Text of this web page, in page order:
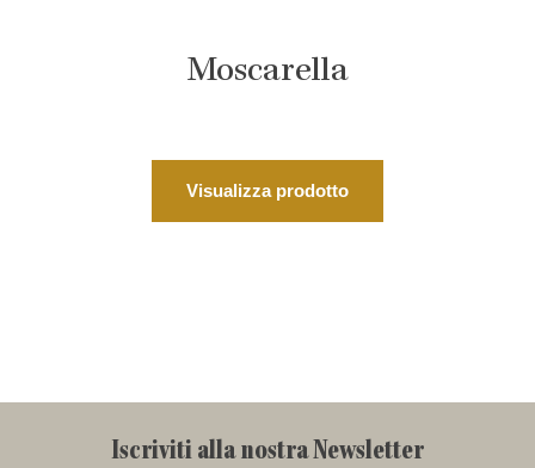
Moscarella
Visualizza prodotto
Iscriviti alla nostra Newsletter